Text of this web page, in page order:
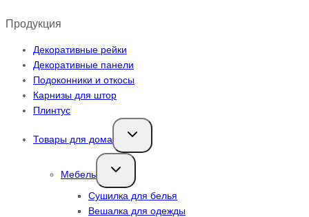
Продукция
Декоративные рейки
Декоративные панели
Подоконники и откосы
Карнизы для штор
Плинтус
Товары для дома
Переключить
дочернее
Мебель
Переключить
дочернее
Сушилка для белья
Вешалка для одежды